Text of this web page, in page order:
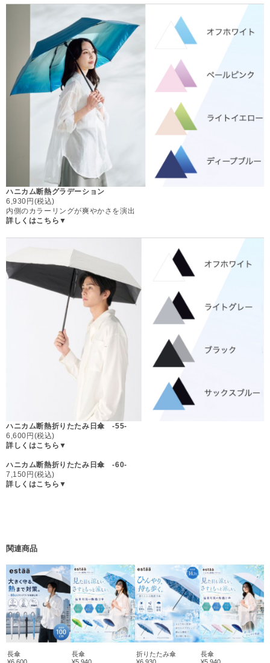
ハニカム断熱グラデーション
6,930円(税込)
内側のカラーリングが爽やかさを演出
詳しくはこちら▼
ハニカム断熱折りたたみ日傘 -55-
6,600円(税込)
詳しくはこちら▼
ハニカム断熱折りたたみ日傘 -60-
7,150円(税込)
詳しくはこちら▼
関連商品
長傘
長傘
折りたたみ傘
長傘